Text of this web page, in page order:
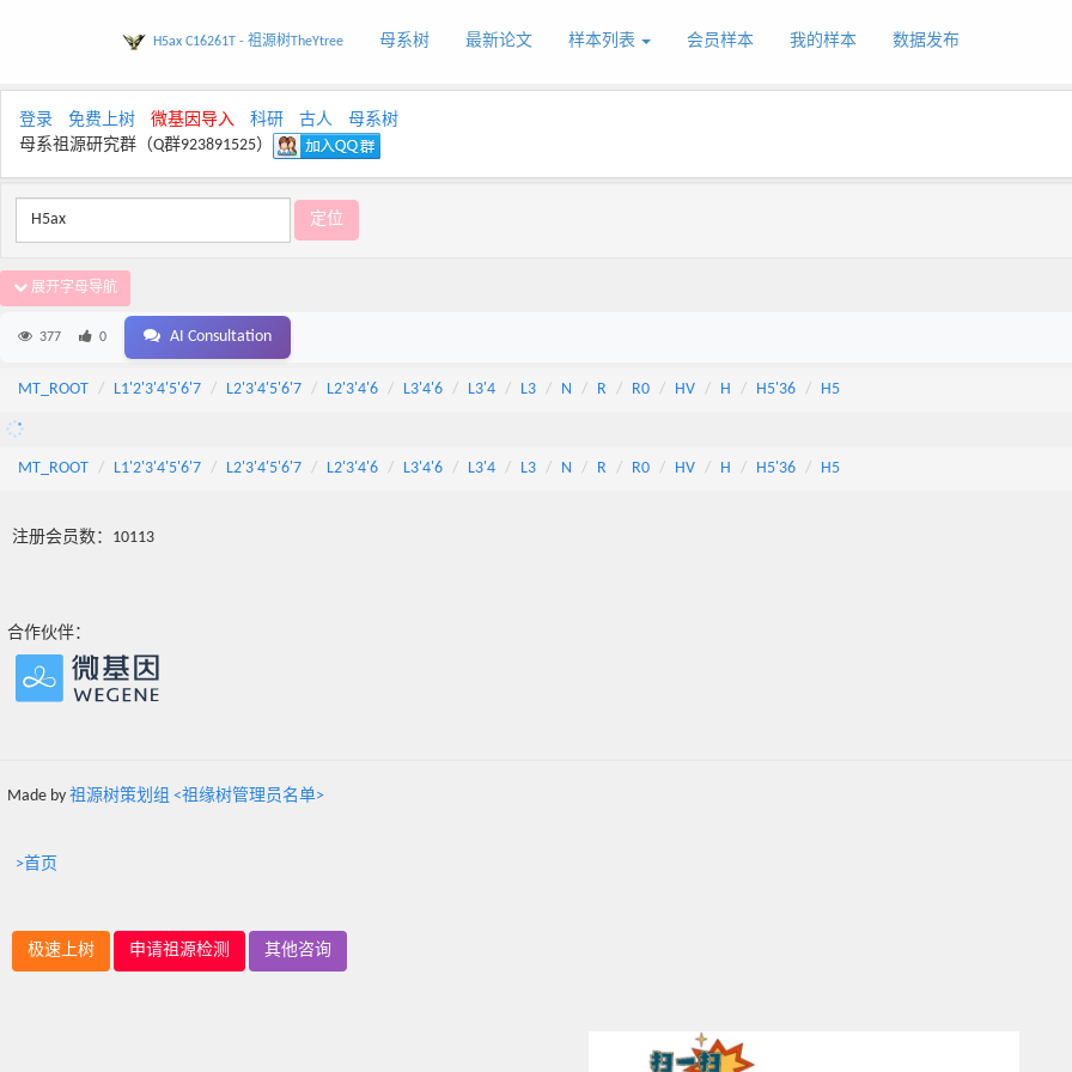
H5ax C16261T - 祖源树TheYtree 母系树 最新论文 样本列表 会员样本 我的样本 数据发布
登录 免费上树 微基因导入 科研 古人
母系树
母系祖源研究群（Q群923891525）
展开字母导航
377 0 AI Consultation
MT_ROOT L1'2'3'4'5'6'7 L2'3'4'5'6'7 L2'3'4'6 L3'4'6 L3'4 L3 N R R0 HV H H5'36 H5
MT_ROOT L1'2'3'4'5'6'7 L2'3'4'5'6'7 L2'3'4'6 L3'4'6 L3'4 L3 N R R0 HV H H5'36 H5
注册会员数：10113
合作伙伴：
Made by 祖源树策划组 <祖缘树管理员名单>
>首页
极速上树 申请祖源检测 其他咨询